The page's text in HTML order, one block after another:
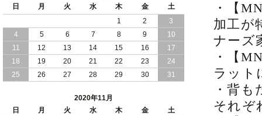
・【
加工が
ナーズ
・【
ラット
・背
それぞ
日
月 火 水 木 金
土
1
2
3
4
5 6 7 8 9
10
11
12 13 14 15 16
17
18
19 20 21 22 23
24
25
26 27 28 29 30 31
2020年11月
日
月 火 水 木 金
土